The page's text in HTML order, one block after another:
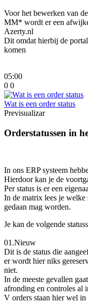
Voor het bewerken van
MM* wordt er een
Azerty.nl
Dit omdat hierbij de
komen
05:00
0 0
Wat is een order status
Previsualizar
Orderstatussen in
In ons ERP systeem
Hierdoor kan je de
Per status is er een
In de matrix lees je welke
gedaan mag worden.
Je kan de volgende
01.Nieuw
Dit is de status die
er wordt hier niks
niet.
In de meeste gevallen
afronding en controles al
V orders staan hier wel